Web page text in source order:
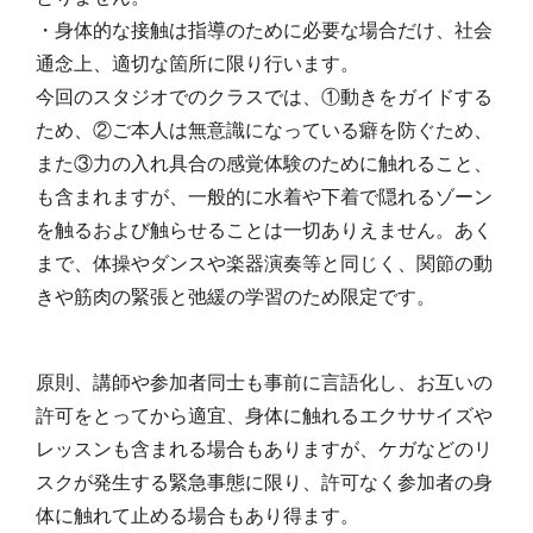
・身体的な接触は指導のために必要な場合だけ、社会
通念上、適切な箇所に限り行います。
今回のスタジオでのクラスでは、①動きをガイドする
ため、②ご本人は無意識になっている癖を防ぐため、
また③力の入れ具合の感覚体験のために触れること、
も含まれますが、一般的に水着や下着で隠れるゾーン
を触るおよび触らせることは一切ありえません。あく
まで、体操やダンスや楽器演奏等と同じく、関節の動
きや筋肉の緊張と弛緩の学習のため限定です。
原則、講師や参加者同士も事前に言語化し、お互いの
許可をとってから適宜、身体に触れるエクササイズや
レッスンも含まれる場合もありますが、ケガなどのリ
スクが発生する緊急事態に限り、許可なく参加者の身
体に触れて止める場合もあり得ます。